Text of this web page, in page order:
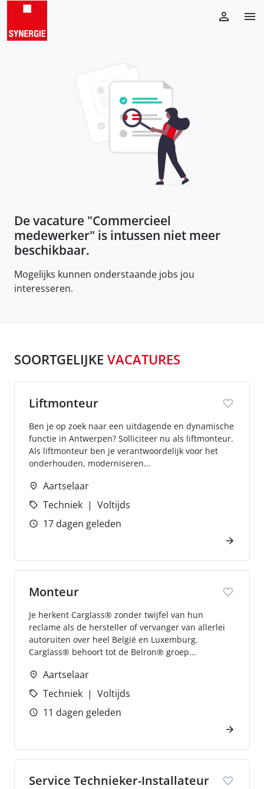
De vacature "Commercieel
medewerker" is intussen niet meer
beschikbaar.
Mogelijks kunnen onderstaande jobs jou
interesseren.
SOORTGELIJKE VACATURES
Liftmonteur
Ben je op zoek naar een uitdagende en dynamische
functie in Antwerpen? Solliciteer nu als liftmonteur.
Als liftmonteur ben je verantwoordelijk voor het
onderhouden, moderniseren...
Aartselaar
Techniek
Voltijds
17 dagen geleden
Monteur
Je herkent Carglass® zonder twijfel van hun
reclame als de hersteller of vervanger van allerlei
autoruiten over heel België en Luxemburg.
Carglass® behoort tot de Belron® groep...
Aartselaar
Techniek
Voltijds
11 dagen geleden
Service Technieker-Installateur